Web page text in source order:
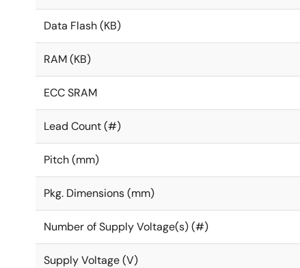
Data Flash (KB)
RAM (KB)
ECC SRAM
Lead Count (#)
Pitch (mm)
Pkg. Dimensions (mm)
Number of Supply Voltage(s) (#)
Supply Voltage (V)